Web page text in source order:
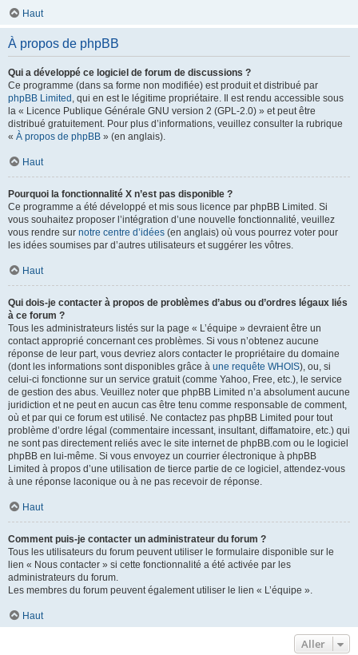
Haut
À propos de phpBB
Qui a développé ce logiciel de forum de discussions ?
Ce programme (dans sa forme non modifiée) est produit et distribué par
phpBB Limited , qui en est le légitime propriétaire. Il est rendu accessible sous
la « Licence Publique Générale GNU version 2 (GPL-2.0) » et peut être
distribué gratuitement. Pour plus d’informations, veuillez consulter la rubrique
« À propos de phpBB » (en anglais).
Haut
Pourquoi la fonctionnalité X n’est pas disponible ?
Ce programme a été développé et mis sous licence par phpBB Limited. Si
vous souhaitez proposer l’intégration d’une nouvelle fonctionnalité, veuillez
vous rendre sur notre centre d’idées (en anglais) où vous pourrez voter pour
les idées soumises par d’autres utilisateurs et suggérer les vôtres.
Haut
Qui dois-je contacter à propos de problèmes d’abus ou d’ordres légaux liés
à ce forum ?
Tous les administrateurs listés sur la page « L’équipe » devraient être un
contact approprié concernant ces problèmes. Si vous n’obtenez aucune
réponse de leur part, vous devriez alors contacter le propriétaire du domaine
(dont les informations sont disponibles grâce à une requête WHOIS), ou, si
celui-ci fonctionne sur un service gratuit (comme Yahoo, Free, etc.), le service
de gestion des abus. Veuillez noter que phpBB Limited n’a absolument aucune
juridiction et ne peut en aucun cas être tenu comme responsable de comment,
où et par qui ce forum est utilisé. Ne contactez pas phpBB Limited pour tout
problème d’ordre légal (commentaire incessant, insultant, diffamatoire, etc.) qui
ne sont pas directement reliés avec le site internet de phpBB.com ou le logiciel
phpBB en lui-même. Si vous envoyez un courrier électronique à phpBB
Limited à propos d’une utilisation de tierce partie de ce logiciel, attendez-vous
à une réponse laconique ou à ne pas recevoir de réponse.
Haut
Comment puis-je contacter un administrateur du forum ?
Tous les utilisateurs du forum peuvent utiliser le formulaire disponible sur le
lien « Nous contacter » si cette fonctionnalité a été activée par les
administrateurs du forum.
Les membres du forum peuvent également utiliser le lien « L’équipe ».
Haut
Aller